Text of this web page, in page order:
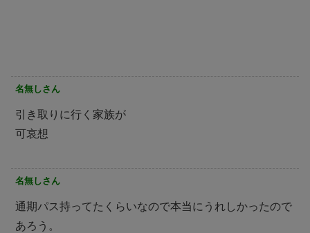
名無しさん
引き取りに行く家族が
可哀想
名無しさん
通期パス持ってたくらいなので本当にうれしかったので
あろう。